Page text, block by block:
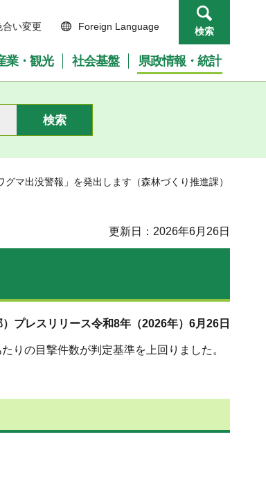
い変更 Foreign Language 検索
業・観光 社会基盤 県政情報・統計
マ出没警報」を発出します（森林づくり推進課）
更新日：2026年6月26日
プレスリリース令和8年（2026年）6月26日
りの目撃件数が判定基準を上回りました。